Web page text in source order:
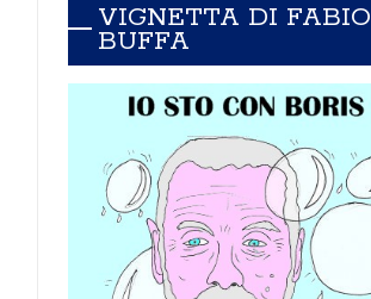
VIGNETTA DI FABIO
BUFFA